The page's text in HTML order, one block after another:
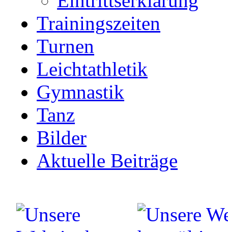
Trainingszeiten
Turnen
Leichtathletik
Gymnastik
Tanz
Bilder
Aktuelle Beiträge